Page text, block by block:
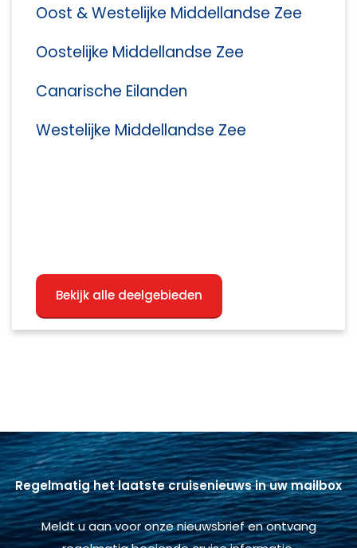
Oost & Westelijke Middellandse Zee
Oostelijke Middellandse Zee
Canarische Eilanden
Westelijke Middellandse Zee
Bekijk alle deelgebieden
Regelmatig het laatste cruisenieuws in uw mailbox
Meldt u aan voor onze nieuwsbrief en ontvang